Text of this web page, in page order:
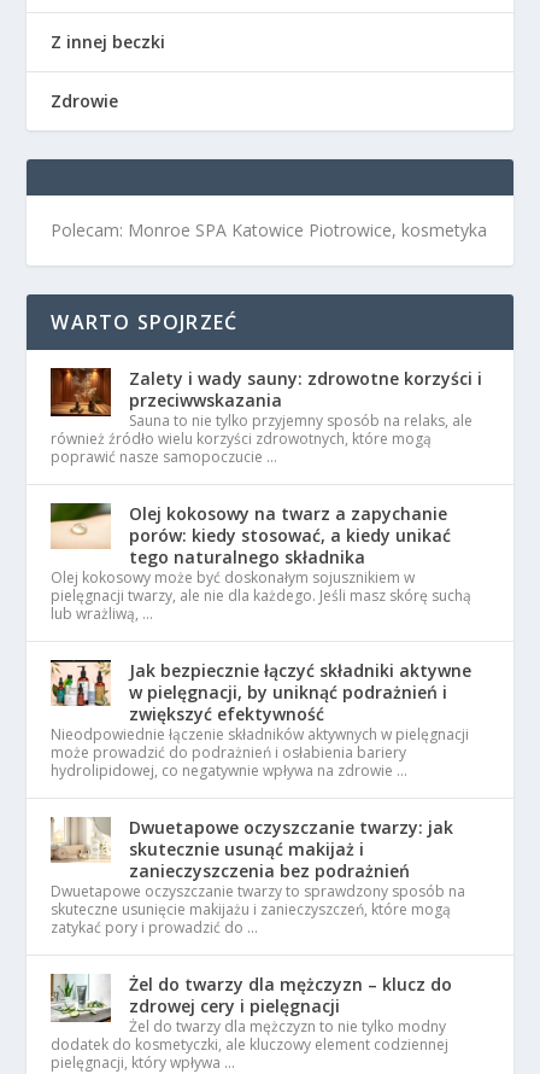
Z innej beczki
Zdrowie
Polecam: Monroe SPA Katowice Piotrowice, kosmetyka
WARTO SPOJRZEĆ
Zalety i wady sauny: zdrowotne korzyści i
przeciwwskazania
Sauna to nie tylko przyjemny sposób na relaks, ale
również źródło wielu korzyści zdrowotnych, które mogą
poprawić nasze samopoczucie …
Olej kokosowy na twarz a zapychanie
porów: kiedy stosować, a kiedy unikać
tego naturalnego składnika
Olej kokosowy może być doskonałym sojusznikiem w
pielęgnacji twarzy, ale nie dla każdego. Jeśli masz skórę suchą
lub wrażliwą, …
Jak bezpiecznie łączyć składniki aktywne
w pielęgnacji, by uniknąć podrażnień i
zwiększyć efektywność
Nieodpowiednie łączenie składników aktywnych w pielęgnacji
może prowadzić do podrażnień i osłabienia bariery
hydrolipidowej, co negatywnie wpływa na zdrowie …
Dwuetapowe oczyszczanie twarzy: jak
skutecznie usunąć makijaż i
zanieczyszczenia bez podrażnień
Dwuetapowe oczyszczanie twarzy to sprawdzony sposób na
skuteczne usunięcie makijażu i zanieczyszczeń, które mogą
zatykać pory i prowadzić do …
Żel do twarzy dla mężczyzn – klucz do
zdrowej cery i pielęgnacji
Żel do twarzy dla mężczyzn to nie tylko modny
dodatek do kosmetyczki, ale kluczowy element codziennej
pielęgnacji, który wpływa …